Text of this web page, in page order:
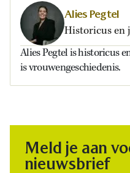
Alies Pegtel
Historicus en
Alies Pegtel is historicus
is vrouwengeschiedenis.
Meld je aan
nieuwsbrief